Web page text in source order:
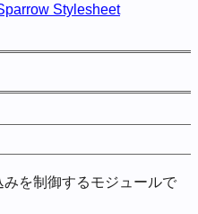
Stylesheet
を制御するモジュールで